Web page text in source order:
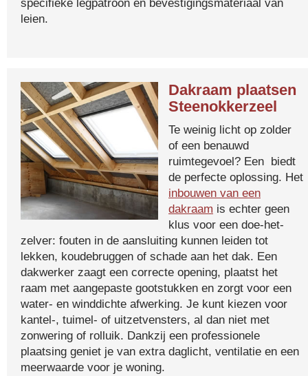
specifieke legpatroon en bevestigingsmateriaal van
leien.
Dakraam plaatsen
Steenokkerzeel
Te weinig licht op zolder
of een benauwd
ruimtegevoel? Een biedt
de perfecte oplossing. Het
inbouwen van een
dakraam is echter geen
klus voor een doe-het-
zelver: fouten in de aansluiting kunnen leiden tot
lekken, koudebruggen of schade aan het dak. Een
dakwerker zaagt een correcte opening, plaatst het
raam met aangepaste gootstukken en zorgt voor een
water- en winddichte afwerking. Je kunt kiezen voor
kantel-, tuimel- of uitzetvensters, al dan niet met
zonwering of rolluik. Dankzij een professionele
plaatsing geniet je van extra daglicht, ventilatie en een
meerwaarde voor je woning.